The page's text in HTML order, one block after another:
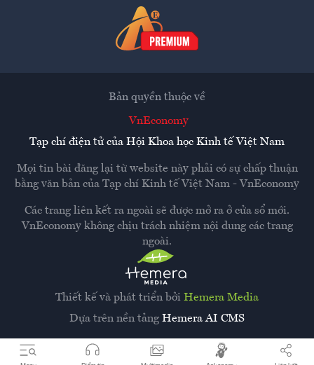
Thiết kế và phát triển bởi Hemera Media
Dựa trên nền tảng Hemera AI CMS
Bản quyền thuộc về
VnEconomy
Tạp chí điện tử của Hội Khoa học Kinh tế Việt Nam
Mọi tin bài đăng lại từ website này phải có sự chấp thuận
bằng văn bản của Tạp chí Kinh tế Việt Nam - VnEconomy
Các trang liên kết ra ngoài sẽ được mở ra ở cửa sổ mới.
VnEconomy không chịu trách nhiệm nội dung các trang
ngoài.